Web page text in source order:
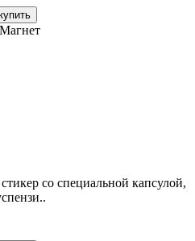
со специальной капсулой,